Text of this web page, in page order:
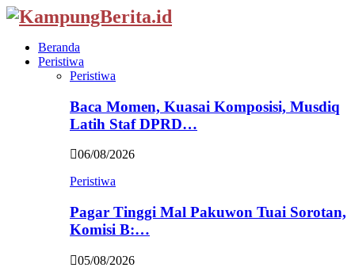
Beranda
Peristiwa
Peristiwa
Baca Momen, Kuasai Komposisi, Musdiq
Latih Staf DPRD…
06/08/2026
Peristiwa
Pagar Tinggi Mal Pakuwon Tuai Sorotan,
Komisi B:…
05/08/2026